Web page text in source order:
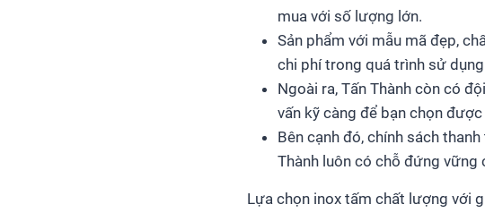
mua với số lượng lớn.
Sản phẩm với mẫu mã đẹp,
chi phí trong quá trình sử
Ngoài ra, Tấn Thành còn có
vấn kỹ càng để bạn chọn
Bên cạnh đó, chính sách
Thành luôn có chỗ đứng vững
Lựa chọn inox tấm chất lượng với